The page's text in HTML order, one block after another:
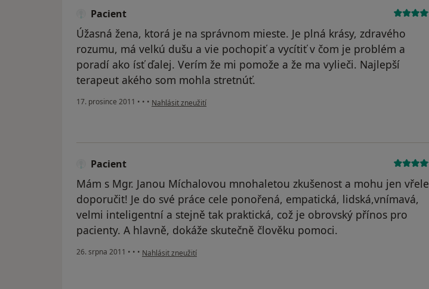
Pacient
Úžasná žena, ktorá je na správnom mieste. Je plná krásy, zdravého
rozumu, má velkú dušu a vie pochopiť a vycítiť v čom je problém a
poradí ako ísť ďalej. Verím že mi pomože a že ma vylieči. Najlepší
terapeut akého som mohla stretnúť.
17. prosince 2011 • • • podle názoru uživatele Pacient
Nahlásit zneužití
Pacient
Mám s Mgr. Janou Míchalovou mnohaletou zkušenost a mohu jen vřele
doporučit! Je do své práce cele ponořená, empatická, lidská,vnímavá,
velmi inteligentní a stejně tak praktická, což je obrovský přínos pro
pacienty. A hlavně, dokáže skutečně člověku pomoci.
26. srpna 2011 • • • podle názoru uživatele Pacient
Nahlásit zneužití